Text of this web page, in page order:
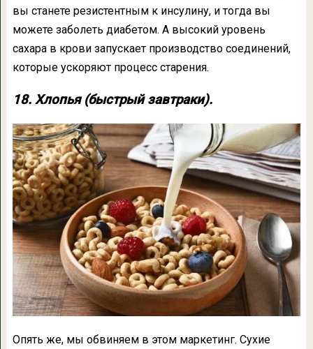
вы станете резистентным к инсулину, и тогда вы
можете заболеть диабетом. А высокий уровень
сахара в крови запускает производство соединений,
которые ускоряют процесс старения.
18. Хлопья (быстрый завтраки).
Опять же, мы обвиняем в этом маркетинг. Сухие